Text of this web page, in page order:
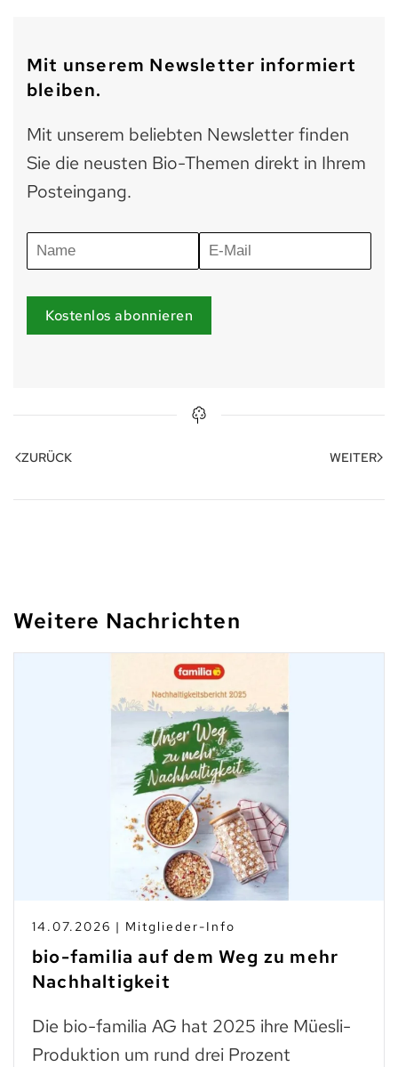
Mit unserem Newsletter informiert
bleiben.
Mit unserem beliebten Newsletter finden
Sie die neusten Bio-Themen direkt in Ihrem
Posteingang.
Kostenlos abonnieren
ZURÜCK WEITER
Weitere Nachrichten
14.07.2026 | Mitglieder-Info
bio-familia auf dem Weg zu mehr
Nachhaltigkeit
Die bio-familia AG hat 2025 ihre Müesli-
Produktion um rund drei Prozent